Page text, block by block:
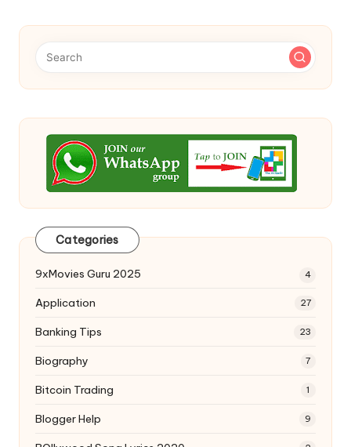
Categories
9xMovies Guru 2025 4
Application 27
Banking Tips 23
Biography 7
Bitcoin Trading 1
Blogger Help 9